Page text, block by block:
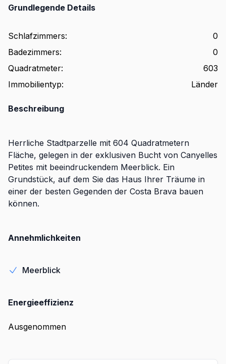
Grundlegende Details
Schlafzimmers:
0
Badezimmers:
0
Quadratmeter:
603
Immobilientyp: Länder
Beschreibung
Herrliche Stadtparzelle mit 604 Quadratmetern
Fläche, gelegen in der exklusiven Bucht von Canyelles
Petites mit beeindruckendem Meerblick. Ein
Grundstück, auf dem Sie das Haus Ihrer Träume in
einer der besten Gegenden der Costa Brava bauen
können.
Annehmlichkeiten
Meerblick
Energieeffizienz
Ausgenommen